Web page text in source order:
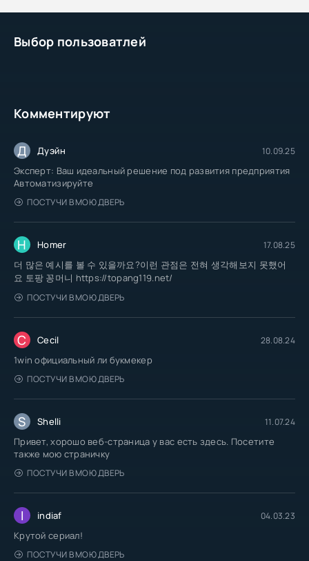
Выбор пользоватлей
Комментируют
Д Дуэйн 10.09.25
Эксперт: Ваш идеальный решение под развития предприятия
Автоматизируйте
ПОСТУЧИ В МОЮ ДВЕРЬ
H Homer 17.08.25
더 많은 예시를 볼 수 있을까요?이런 관점은 전혀 생각해보지 못했어
요 토팡 꽁머니 https://topang119.net/
ПОСТУЧИ В МОЮ ДВЕРЬ
C Cecil 28.08.24
1win официальный ли букмекер
ПОСТУЧИ В МОЮ ДВЕРЬ
S Shelli 11.07.24
Привет, хорошо веб-страница у вас есть здесь. Посетите
также мою страничку
ПОСТУЧИ В МОЮ ДВЕРЬ
I indiaf 04.03.23
Крутой сериал!
ПОСТУЧИ В МОЮ ДВЕРЬ